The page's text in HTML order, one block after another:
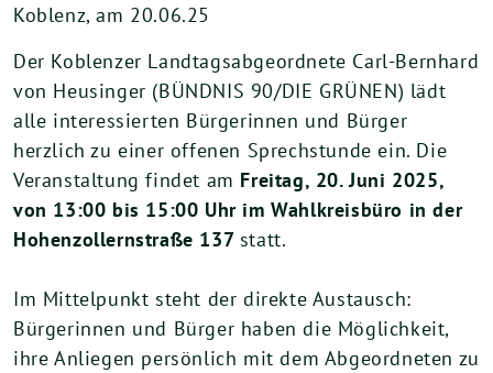
Koblenz, am 20.06.25
Der Koblenzer Landtagsabgeordnete Carl-Bernhard
von Heusinger (BÜNDNIS 90/DIE GRÜNEN) lädt
alle interessierten Bürgerinnen und Bürger
herzlich zu einer offenen Sprechstunde ein. Die
Veranstaltung findet am Freitag, 20. Juni 2025,
von 13:00 bis 15:00 Uhr im Wahlkreisbüro in der
Hohenzollernstraße 137 statt.
Im Mittelpunkt steht der direkte Austausch:
Bürgerinnen und Bürger haben die Möglichkeit,
ihre Anliegen persönlich mit dem Abgeordneten zu